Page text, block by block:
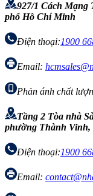
927/1 Cách Mạng
phố Hồ Chí Minh
Điện thoại:1900
Email:
Phản ánh chất
Tầng 2 Tòa nhà
phường Thành Vinh,
Điện thoại:1900
Email: